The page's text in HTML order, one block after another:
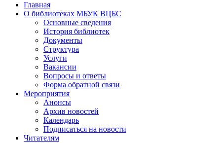
Главная
О библиотеках МБУК ВЦБС
Основные сведения
История библиотек
Документы
Структура
Услуги
Вакансии
Вопросы и ответы
Форма обратной связи
Мероприятия
Анонсы
Архив новостей
Календарь
Подписаться на новости
Читателям